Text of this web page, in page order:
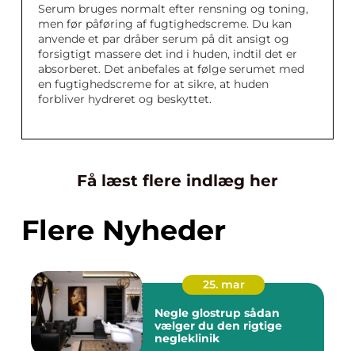
Serum bruges normalt efter rensning og toning,
men før påføring af fugtighedscreme. Du kan
anvende et par dråber serum på dit ansigt og
forsigtigt massere det ind i huden, indtil det er
absorberet. Det anbefales at følge serumet med
en fugtighedscreme for at sikre, at huden
forbliver hydreret og beskyttet.
Få læst flere indlæg her
Flere Nyheder
25. mar
Negle glostrup sådan
vælger du den rigtige
negleklinik